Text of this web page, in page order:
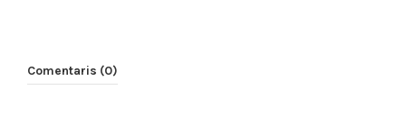
Comentaris (0)